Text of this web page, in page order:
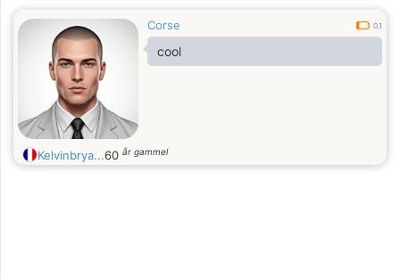
Corse 0.1
cool
Kelvinbrya...60 år gammel